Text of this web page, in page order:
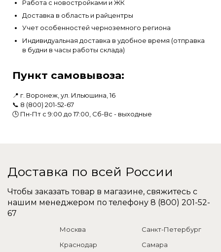
Работа с новостройками и ЖК
Доставка в область и райцентры
Учет особенностей черноземного региона
Индивидуальная доставка в удобное время (отправка
в будни в часы работы склада)
Пункт самовывоза:
📍 г. Воронеж, ул. Ильюшина, 16
📞 8 (800) 201-52-67
🕒 Пн-Пт с 9:00 до 17:00, Сб-Вс - выходные
Доставка по всей России
Чтобы заказать товар в магазине, свяжитесь с
нашим менеджером по телефону 8 (800) 201-52-
67
Москва
Санкт-Петербург
Краснодар
Самара